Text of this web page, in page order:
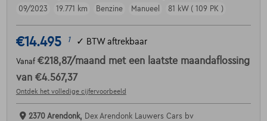
09/2023
19.771 km Benzine Manueel 81 kW ( 109 PK )
€14.495 1 ✓ BTW aftrekbaar
Vanaf €218,87/maand met een laatste maandaflossing
van €4.567,37
Ontdek het volledige cijfervoorbeeld
2370 Arendonk, Dex Arendonk Lauwers Cars bv